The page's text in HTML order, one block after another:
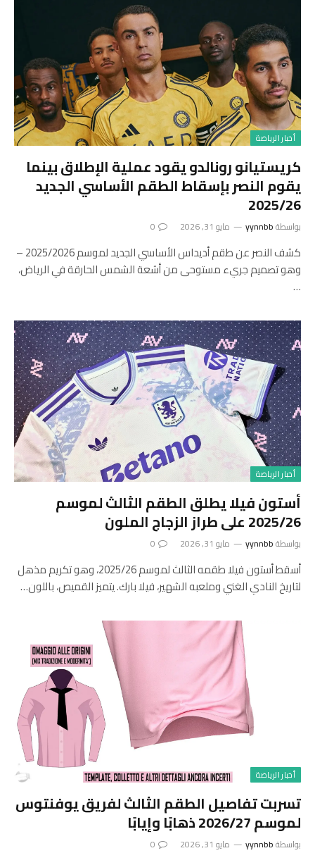
أخبار الرياضة
كريستيانو رونالدو يقود عملية الإطلاق بينما
يقوم النصر بإسقاط الطقم الأساسي الجديد
2025/26
بواسطةyynnbb مايو 31, 2026 0
كشف النصر عن طقم أديداس الأساسي الجديد لموسم 2025/2026 –
وهو تصميم جريء مستوحى من أشعة الشمس الحارقة في الرياض،
…
أخبار الرياضة
أستون فيلا يطلق الطقم الثالث لموسم
2025/26 على طراز الزجاج الملون
بواسطةyynnbb مايو 31, 2026 0
أسقط أستون فيلا طقمه الثالث لموسم 2025/26، وهو تكريم مذهل
لتاريخ النادي الغني وملعبه الشهير، فيلا بارك. يتميز القميص، باللون…
أخبار الرياضة
تسربت تفاصيل الطقم الثالث لفريق يوفنتوس
لموسم 2026/27 ذهابًا وإيابًا
بواسطةyynnbb مايو 31, 2026 0